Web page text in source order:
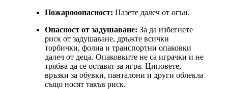
Пожарооопасност: Пазете далеч от огън.
Опасност от задушаване: За да избегнете
риск от задушаване, дръжте всички
торбички, фолиа и транспортни опаковки
далеч от деца. Опаковките не са играчки и не
трябва да се оставят за игра. Циповете,
връзки за обувки, панталони и други облекла
също носят такъв риск.